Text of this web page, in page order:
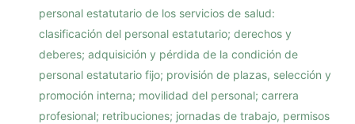
personal estatutario de los servicios de salud:
clasificación del personal estatutario; derechos y
deberes; adquisición y pérdida de la condición de
personal estatutario fijo; provisión de plazas, selección y
promoción interna; movilidad del personal; carrera
profesional; retribuciones; jornadas de trabajo, permisos